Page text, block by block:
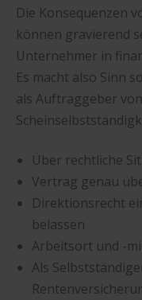
Die Konsequenzen
können gravierend
Unternehmer in
Es macht also Sinn
als Auftraggeber
Über rechtliche
Vertrag genau
Direktionsrecht
belassen
Arbeitsort und -
Als